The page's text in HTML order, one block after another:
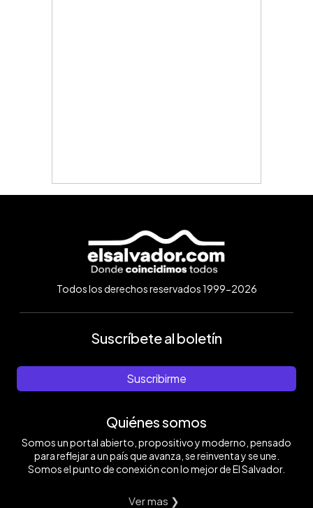
Todos los derechos reservados 1999-2026
Suscríbete al boletín
Suscribirme
Quiénes somos
Somos un portal abierto, propositivo y moderno, pensado
para reflejar a un país que avanza, se reinventa y se une.
Somos el punto de conexión con lo mejor de El Salvador.
Ver mas ❯